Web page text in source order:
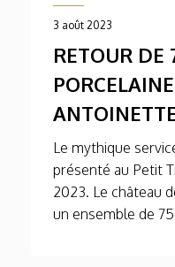
3 août 2023
RETOUR DE
Le mythique
présenté au Petit
2023. Le château
un ensemble de